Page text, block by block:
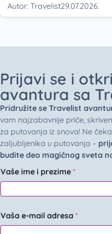
Autor: Travelist29.07.2026.
Prijavi se i
avantura sa
Pridružite se Travelist
vam najzabavnije priče,
za putovanja iz snova! Ne
zaljubljenika u putovanja –
budite deo magičnog sveta
Vaše ime i prezime *
Vaša e-mail adresa *